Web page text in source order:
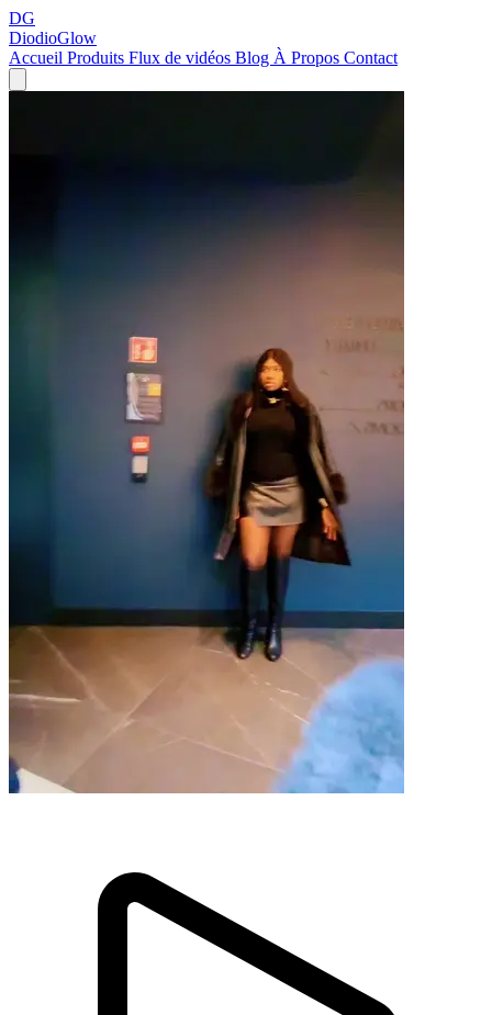
DG
DiodioGlow
Accueil Produits Flux de vidéos Blog À Propos Contact